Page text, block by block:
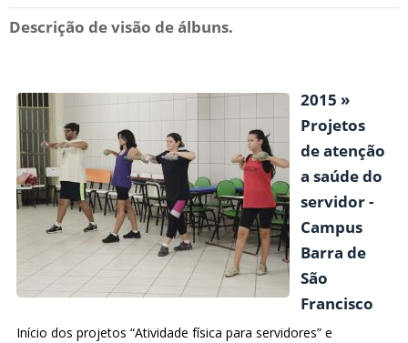
Descrição de visão de álbuns.
2015 »
Projetos
de atenção
a saúde do
servidor -
Campus
Barra de
São
Francisco
Início dos projetos “Atividade física para servidores” e